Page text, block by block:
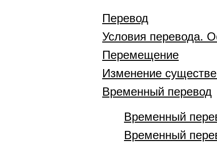
Перевод
Условия перевода.
Перемещение
Изменение
Временный перевод
Временный
Временный